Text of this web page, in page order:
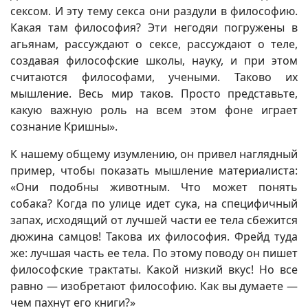
сексом. И эту тему секса они раздули в философию.
Какая там философия? Эти негодяи погружены в
агьянам, рассуждают о сексе, рассуждают о теле,
создавая философские школы, науку, и при этом
считаются философами, учеными. Таково их
мышление. Весь мир таков. Просто представьте,
какую важную роль на всем этом фоне играет
сознание Кришны».
К нашему общему изумлению, он привел наглядный
пример, чтобы показать мышление материалиста:
«Они подобны животным. Что может понять
собака? Когда по улице идет сука, на специфичный
запах, исходящий от лучшей части ее тела сбежится
дюжина самцов! Такова их философия. Фрейд туда
же: лучшая часть ее тела. По этому поводу он пишет
философские трактаты. Какой низкий вкус! Но все
равно — изобретают философию. Как вы думаете —
чем пахнут его книги?»